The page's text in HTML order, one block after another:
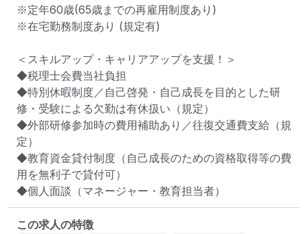
※定年60歳(65歳までの再雇用制度あり)
﻿※在宅勤務制度あり (規定有)
＜スキルアップ・キャリアアップを支援！＞
◆税理士会費当社負担
◆特別休暇制度／自己啓発・自己成長を目的とした研
修・受験による欠勤は有休扱い（規定）
◆外部研修参加時の費用補助あり／往復交通費支給（規
定）
◆教育資金貸付制度（自己成長のための資格取得等の費
用を無利子で貸付可）
◆個人面談（マネージャー・教育担当者）
この求人の特徴